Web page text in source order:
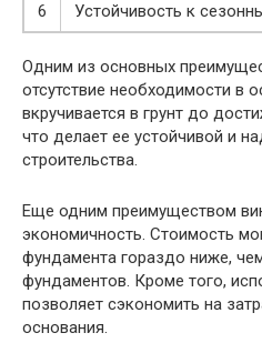
6
Устойчивость к
Одним из основных
отсутствие необходимости в
вкручивается в грунт до
что делает ее устойчивой и
строительства.
Еще одним преимуществом
экономичность. Стоимость
фундамента гораздо ниже,
фундаментов. Кроме того,
позволяет сэкономить на
основания.